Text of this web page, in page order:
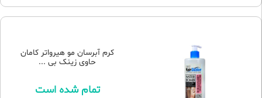
کرم آبرسان مو هیرواتر کامان
حاوی زینک بی ...
تمام شده است